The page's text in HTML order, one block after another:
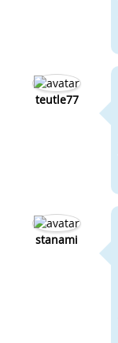
teutle77
stanami